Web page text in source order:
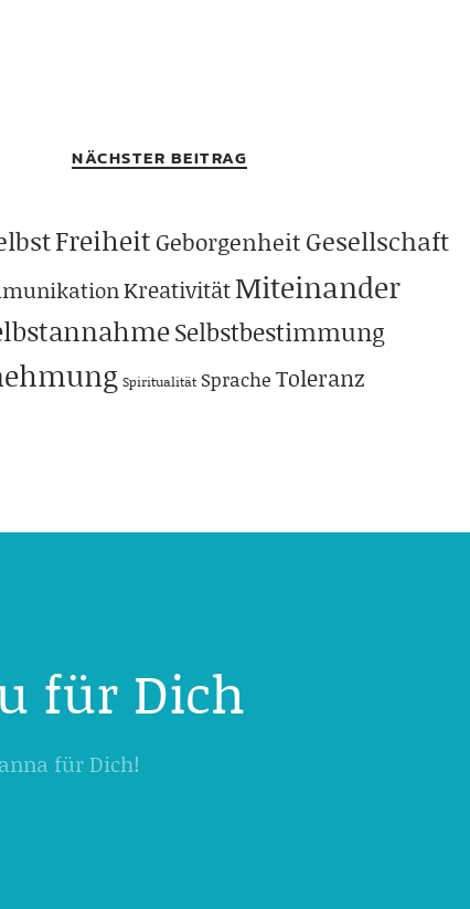
NÄCHSTER BEITRAG
Freiheit Geborgenheit Gesellschaft
KreativitätMiteinander
Selbstbestimmung
Spiritualität Sprache Toleranz
für Dich
für Dich!